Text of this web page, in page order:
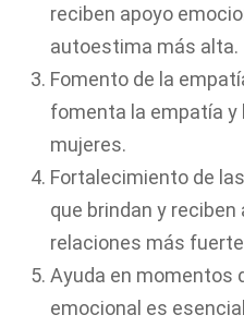
reciben apoyo
autoestima más alta.
Fomento de la
fomenta la empatía y
mujeres.
Fortalecimiento de
que brindan y
relaciones más
Ayuda en momentos
emocional es